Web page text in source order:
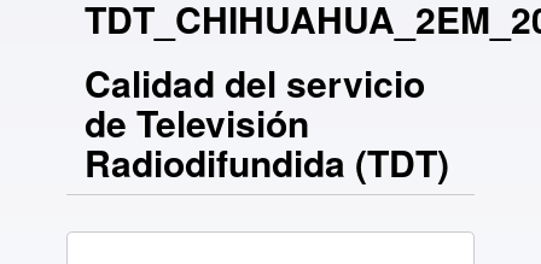
Calidad del servicio
de Televisión
Radiodifundida (TDT)